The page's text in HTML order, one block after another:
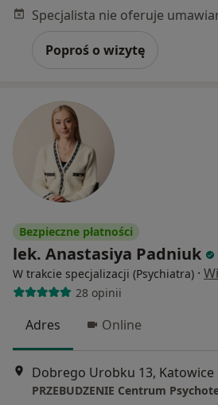
Poproś o wizytę
Bezpieczne płatności
lek. Anastasiya Padniuk
W trakcie specjalizacji (Psychiatra) ·
28 opinii
Adres Online
Dobrego Urobku 13, Katowice